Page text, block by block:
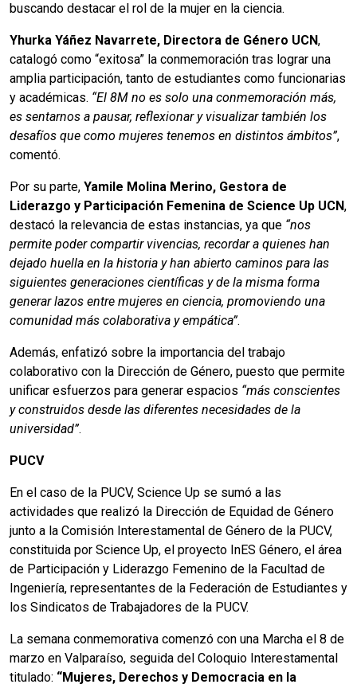
buscando destacar el rol de la mujer en la ciencia.
Yhurka Yáñez Navarrete, Directora de Género UCN,
catalogó como “exitosa” la conmemoración tras lograr una
amplia participación, tanto de estudiantes como funcionarias
y académicas. “El 8M no es solo una conmemoración más,
es sentarnos a pausar, reflexionar y visualizar también los
desafíos que como mujeres tenemos en distintos ámbitos”,
comentó.
Por su parte, Yamile Molina Merino, Gestora de
Liderazgo y Participación Femenina de Science Up UCN,
destacó la relevancia de estas instancias, ya que “nos
permite poder compartir vivencias, recordar a quienes han
dejado huella en la historia y han abierto caminos para las
siguientes generaciones científicas y de la misma forma
generar lazos entre mujeres en ciencia, promoviendo una
comunidad más colaborativa y empática”.
Además, enfatizó sobre la importancia del trabajo
colaborativo con la Dirección de Género, puesto que permite
unificar esfuerzos para generar espacios “más conscientes
y construidos desde las diferentes necesidades de la
universidad”.
PUCV
En el caso de la PUCV, Science Up se sumó a las
actividades que realizó la Dirección de Equidad de Género
junto a la Comisión Interestamental de Género de la PUCV,
constituida por Science Up, el proyecto InES Género, el área
de Participación y Liderazgo Femenino de la Facultad de
Ingeniería, representantes de la Federación de Estudiantes y
los Sindicatos de Trabajadores de la PUCV.
La semana conmemorativa comenzó con una Marcha el 8 de
marzo en Valparaíso, seguida del Coloquio Interestamental
titulado: “Mujeres, Derechos y Democracia en la